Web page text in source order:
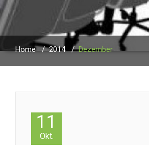
Home/2014/Dezember
11
Okt.